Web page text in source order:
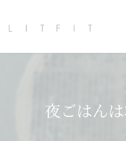
夜ごはんは